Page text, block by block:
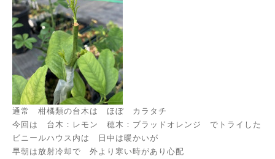
通常 柑橘類の台木は ほぼ カラタチ
今回は 台木：レモン 穂木：ブラッドオレンジ でトライした
ビニールハウス内は 日中は暖かいが
早朝は放射冷却で 外より寒い時があり心配